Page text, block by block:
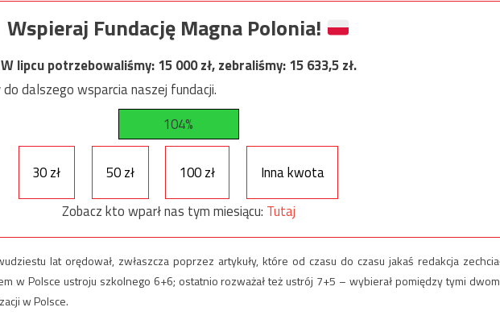
Wspieraj Fundację Magna Polonia!
W lipcu potrzebowaliśmy:15 000zł, zebraliśmy:15 633,5zł.
do dalszego wsparcia naszej fundacji.
104%
30 zł 50 zł 100 zł
Inna kwota
Zobacz kto wparł nas tym miesiącu: Tutaj
lat orędował, zwłaszcza poprzez artykuły, które od czasu do czasu jakaś redakcja
w Polsce ustroju szkolnego 6+6; ostatnio rozważał też ustrój 7+5 – wybierał pomiędzy tymi
w Polsce.